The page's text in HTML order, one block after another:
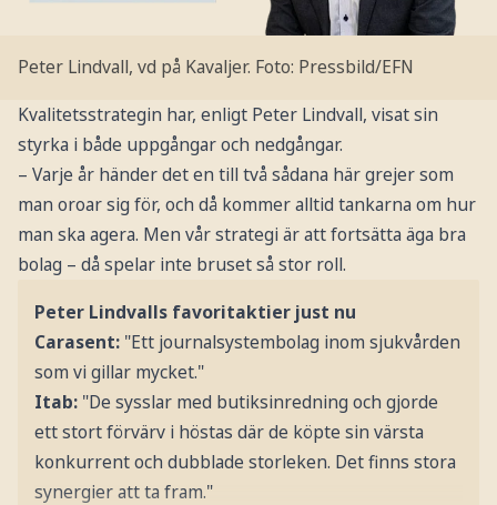
Peter Lindvall, vd på Kavaljer. Foto: Pressbild/EFN
Kvalitetsstrategin har, enligt Peter Lindvall, visat sin
styrka i både uppgångar och nedgångar.
– Varje år händer det en till två sådana här grejer som
man oroar sig för, och då kommer alltid tankarna om hur
man ska agera. Men vår strategi är att fortsätta äga bra
bolag – då spelar inte bruset så stor roll.
Peter Lindvalls favoritaktier just nu
Carasent: "Ett journalsystembolag inom sjukvården
som vi gillar mycket."
Itab: "De sysslar med butiksinredning och gjorde
ett stort förvärv i höstas där de köpte sin värsta
konkurrent och dubblade storleken. Det finns stora
synergier att ta fram."